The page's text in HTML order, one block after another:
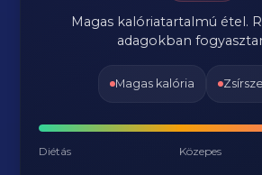
Magas kalóriatartalmú étel.
adagokban
Magas kalória
Diétás Közepes